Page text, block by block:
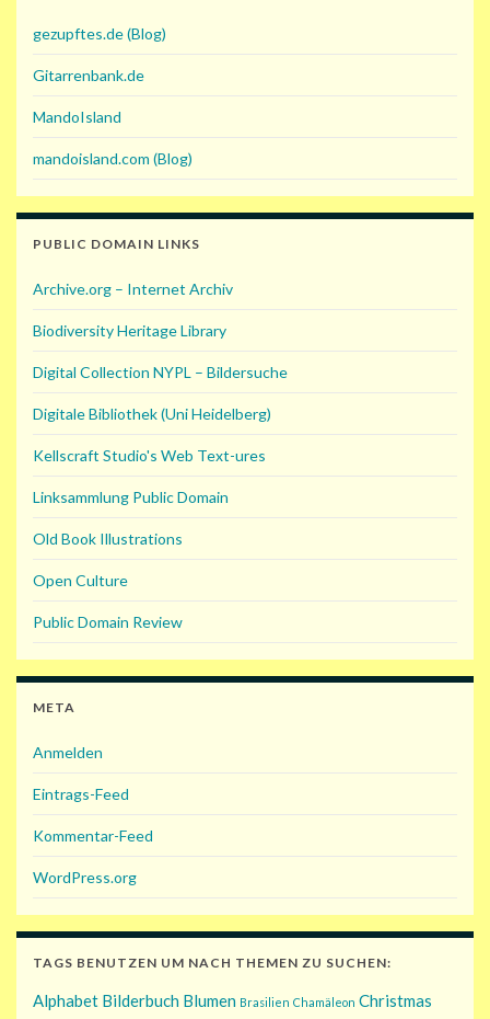
gezupftes.de (Blog)
Gitarrenbank.de
MandoIsland
mandoisland.com (Blog)
PUBLIC DOMAIN LINKS
Archive.org – Internet Archiv
Biodiversity Heritage Library
Digital Collection NYPL – Bildersuche
Digitale Bibliothek (Uni Heidelberg)
Kellscraft Studio's Web Text-ures
Linksammlung Public Domain
Old Book Illustrations
Open Culture
Public Domain Review
META
Anmelden
Eintrags-Feed
Kommentar-Feed
WordPress.org
TAGS BENUTZEN UM NACH THEMEN ZU SUCHEN:
Alphabet Bilderbuch Blumen Brasilien Chamäleon Christmas